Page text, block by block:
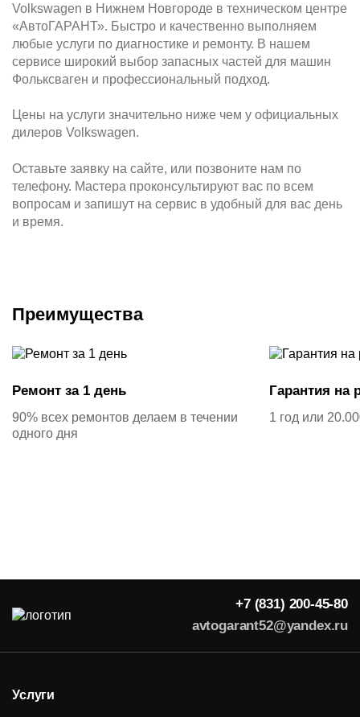
Volkswagen в Нижнем Новгороде в техническом центре
«АвтоГАРАНТ». Быстро и качественно выполняем
любые услуги по диагностике и ремонту. В нашем
сервисе широкий выбор запасных частей для машин
Фольксваген и профессиональный подход.
Цены на услуги значительно ниже чем у официальных
дилеров Volkswagen.
Оставьте заявку на сайте, или позвоните нам по
телефону. Мастера проконсультируют вас по всем
вопросам и запишут на сервис в удобный для вас день
и время.
Преимущества
Ремонт за 1 день
90% всех ремонтов делаем в течении
одного дня
Гарантия на
1 год или
+7 (831) 200-45-80
avtogarant52@yandex.ru
Услуги